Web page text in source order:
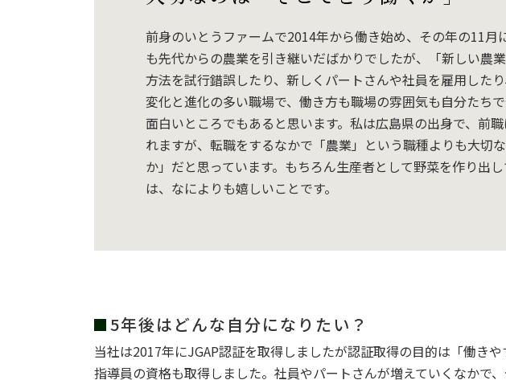
前身のいとうファームで2014年から働き始め、その年の11
も先代からの農業を引き継いだばかりでしたが、「新しい農
方法を試行錯誤したり、新しくパートさんや社員を雇用した
変化と進化の多い職場で、働き方も職場の雰囲気も自分たち
面白いところでもあると思います。私は広島県の出身で、前
れますが、転職をするなかで「農業」という職種よりも大切
か」だと思っています。もちろん生産者として野菜を作り出
は、なによりも嬉しいことです。
5年後はどんな自分になりたい？
当社は2017年にJGAP認証を取得しましたが認証取得の目的は「働き
指導員の資格も取得しました。社員やパートさんが増えていくなか